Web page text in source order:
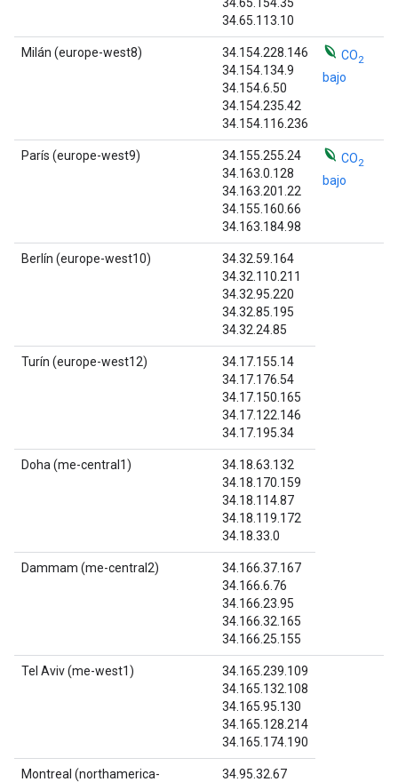
34.65.113.10
Milán (europe-west8)
34.154.228.146
34.154.134.9
34.154.6.50
34.154.235.42
34.154.116.236
CO2
bajo
París (europe-west9)
34.155.255.24
34.163.0.128
34.163.201.22
34.155.160.66
34.163.184.98
CO2
bajo
Berlín (europe-west10)
34.32.59.164
34.32.110.211
34.32.95.220
34.32.85.195
34.32.24.85
Turín (europe-west12)
34.17.155.14
34.17.176.54
34.17.150.165
34.17.122.146
34.17.195.34
Doha (me-central1)
34.18.63.132
34.18.170.159
34.18.114.87
34.18.119.172
34.18.33.0
Dammam (me-central2)
34.166.37.167
34.166.6.76
34.166.23.95
34.166.32.165
34.166.25.155
Tel Aviv (me-west1)
34.165.239.109
34.165.132.108
34.165.95.130
34.165.128.214
34.165.174.190
Montreal (northamerica-
34.95.32.67